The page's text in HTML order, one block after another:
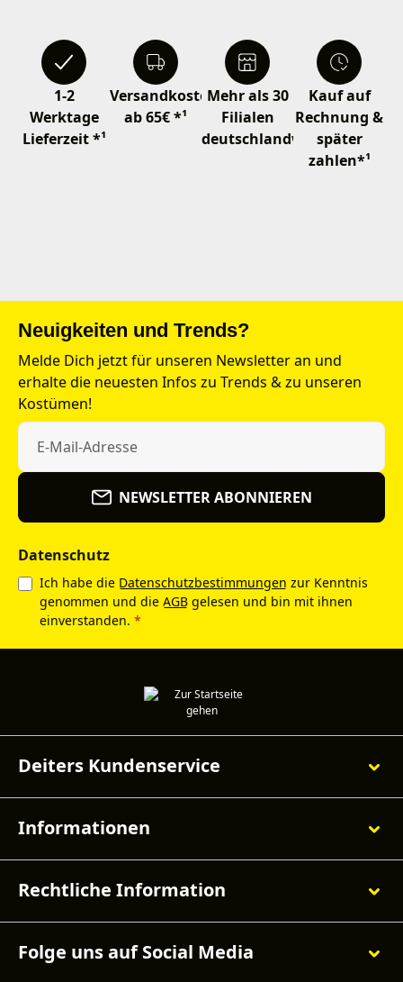
1-2
Werktage
Lieferzeit *¹
Versandkostenfrei
ab 65€ *¹
Mehr als 30
Filialen
deutschlandweit
Kauf auf
Rechnung &
später
zahlen*¹
Neuigkeiten und Trends?
Melde Dich jetzt für unseren Newsletter an und
erhalte die neuesten Infos zu Trends & zu unseren
Kostümen!
NEWSLETTER ABONNIEREN
Datenschutz
Ich habe die Datenschutzbestimmungen zur Kenntnis
genommen und die AGB gelesen und bin mit ihnen
einverstanden. *
Deiters Kundenservice
Informationen
Rechtliche Information
Folge uns auf Social Media